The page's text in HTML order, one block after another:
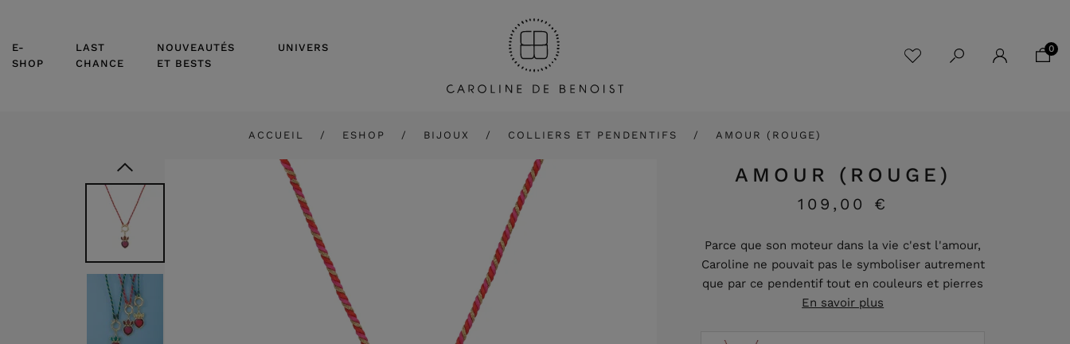
E-
SHOP
LAST
CHANCE
NOUVEAUTÉS
ET BESTS
UNIVERS 0
ACCUEIL ESHOP BIJOUX COLLIERS ET PENDENTIFS AMOUR (ROUGE)
AMOUR (ROUGE)
109,00 €
Parce que son moteur dans la vie c'est l'amour,
Caroline ne pouvait pas le symboliser autrement
que par ce pendentif tout en couleurs et pierres
En savoir plus